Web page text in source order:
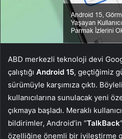
ABD merkezli teknoloji devi
çalıştığı Android 15, geçtiğimiz
sürümüyle karşımıza çıktı.
kullanıcılarına sunulacak yeni
çıkmaya başladı. Meraklı
bildirimler, Android’in “TalkBack
özelliğine önemli bir iyileştirme